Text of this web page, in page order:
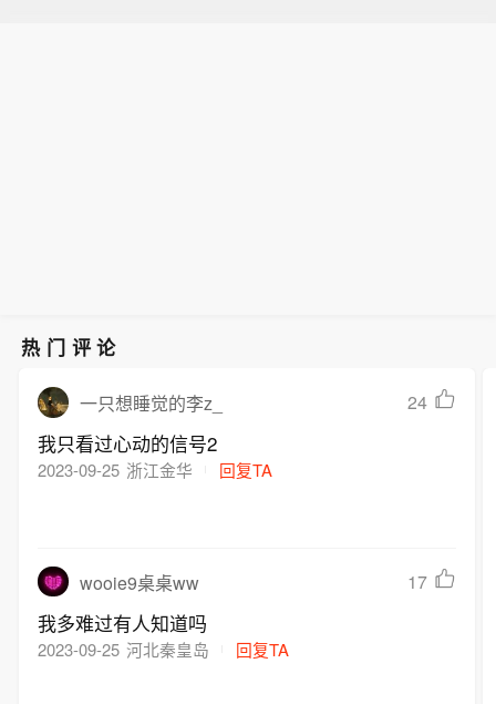
热门评论
一只想睡觉的李z_ 24
我只看过心动的信号2
2023-09-25 浙江金华 回复TA
wooie9桌桌ww 17
我多难过有人知道吗
2023-09-25 河北秦皇岛 回复TA